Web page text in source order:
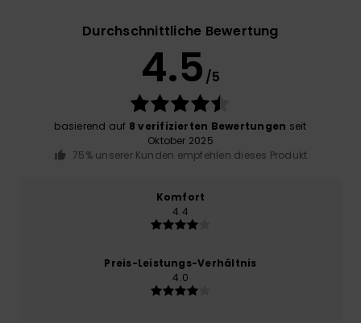
Durchschnittliche Bewertung
4.5 /5
basierend auf 8 verifizierten Bewertungen seit
Oktober 2025
75% unserer Kunden empfehlen dieses Produkt
Komfort
4.4
Preis-Leistungs-Verhältnis
4.0